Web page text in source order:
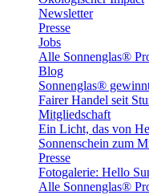
Newsletter
Presse
Jobs
Alle Sonnenglas®
Blog
Sonnenglas®
Fairer Handel seit
Mitgliedschaft
Ein Licht, das von
Sonnenschein zum
Presse
Fotogalerie: Hello
Alle Sonnenglas®